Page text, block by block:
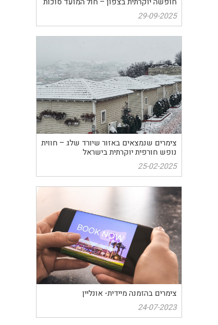
29-09-2025
צימרים שנמצאים באזור שיורד שלג – חווית
נופש חורפית יוקרתית בישראל
25-02-2025
צימרים בהזמנה מיידית- אונליין
24-07-2023